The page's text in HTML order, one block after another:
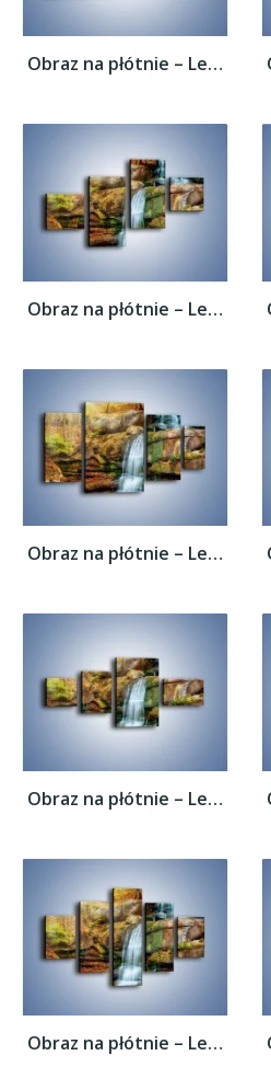
Obraz na płótnie – Leśne podłoże późną...
Obraz na płótnie – Leśne podłoże późną...
Obraz na płótnie – Leśne podłoże późną...
Obraz na płótnie – Leśne podłoże późną...
Obraz na płótnie – Leśne podłoże późną...